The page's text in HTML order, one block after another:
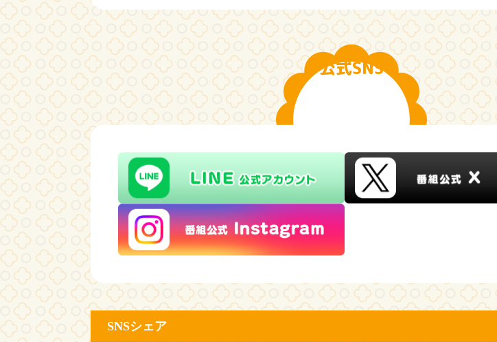
公式SNS
SNSシェア